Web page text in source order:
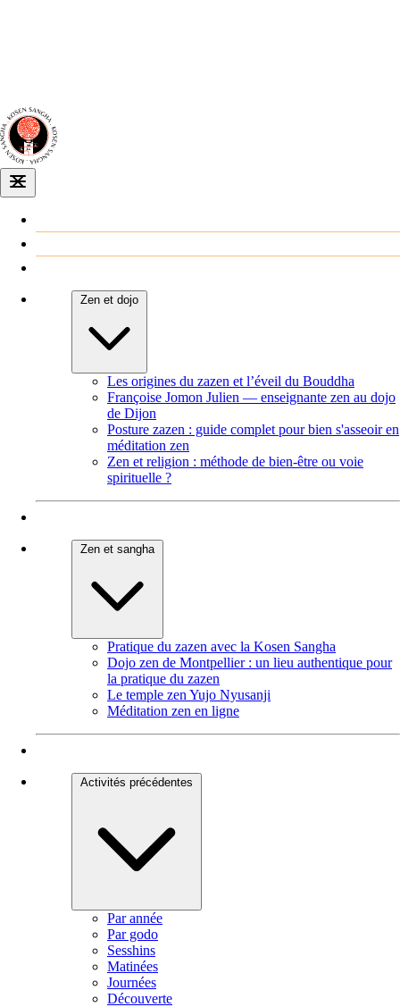
Zen et dojo
Les origines du zazen et l’éveil du Bouddha
Françoise Jomon Julien — enseignante zen au dojo
de Dijon
Posture zazen : guide complet pour bien s'asseoir en
méditation zen
Zen et religion : méthode de bien-être ou voie
spirituelle ?
Zen et sangha
Pratique du zazen avec la Kosen Sangha
Dojo zen de Montpellier : un lieu authentique pour
la pratique du zazen
Le temple zen Yujo Nyusanji
Méditation zen en ligne
Activités précédentes
Par année
Par godo
Sesshins
Matinées
Journées
Découverte